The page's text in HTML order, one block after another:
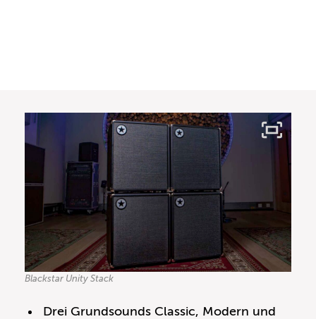
Blackstar Unity Stack
Drei Grundsounds Classic, Modern und